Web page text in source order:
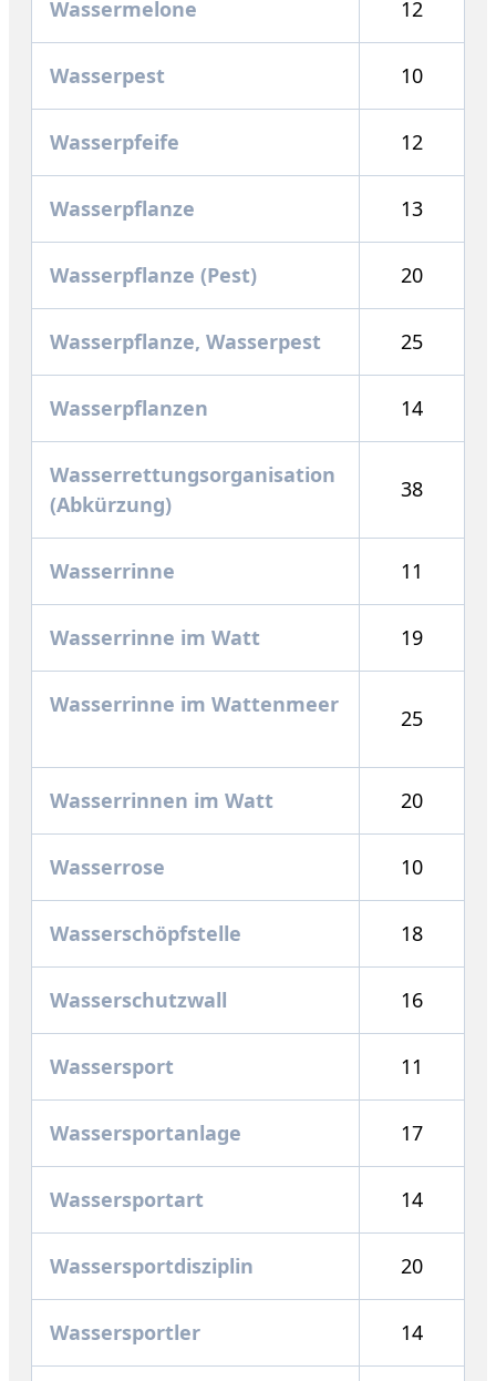
Wassermelone 12
Wasserpest 10
Wasserpfeife 12
Wasserpflanze 13
Wasserpflanze (Pest) 20
Wasserpflanze, Wasserpest 25
Wasserpflanzen 14
Wasserrettungsorganisation
(Abkürzung)
38
Wasserrinne 11
Wasserrinne im Watt 19
Wasserrinne im Wattenmeer
25
Wasserrinnen im Watt 20
Wasserrose 10
Wasserschöpfstelle 18
Wasserschutzwall 16
Wassersport 11
Wassersportanlage 17
Wassersportart 14
Wassersportdisziplin 20
Wassersportler 14